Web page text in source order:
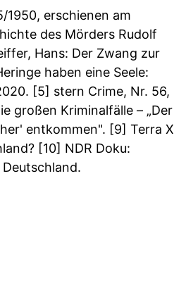
1950, erschienen am
des Mörders Rudolf
Hans: Der Zwang zur
haben eine Seele:
[5] stern Crime, Nr. 56,
großen Kriminalfälle – „Der
entkommen". [9] Terra X
[10] NDR Doku: